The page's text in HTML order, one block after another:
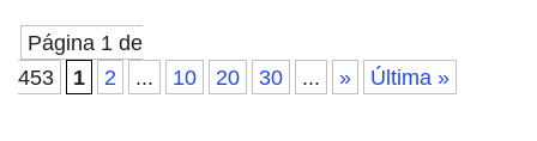
Página 1 de
453
1 2 ... 10 20 30 ... » Última »